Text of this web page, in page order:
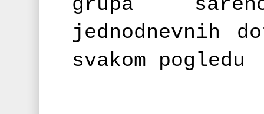
jednodnevnih
svakom pogledu